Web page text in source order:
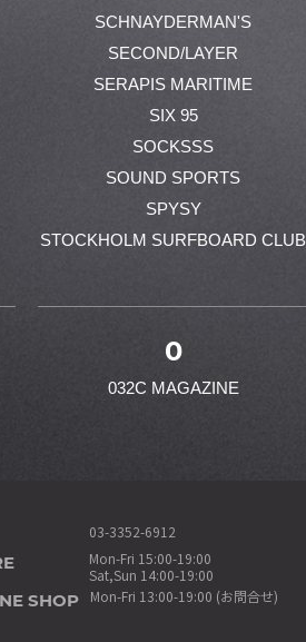
SCHNAYDERMAN'S
SECOND/LAYER
SERAPIS MARITIME
SIX 95
SOCKSSS
SOUND SPORTS
SPYSY
STOCKHOLM SURFBOARD CLUB
0
032C MAGAZINE
03-3352-6912
Mon-Fri 15:00-19:00
Sat,Sun 14:00-19:00
SHOP Mon-Fri 13:00-19:00 (お問合せ)